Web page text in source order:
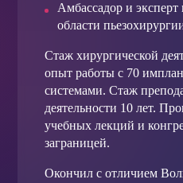
Амбассадор и
области
Стаж хирургической
опыт работы с 70
системами. Стаж
деятельности 10 лет.
учебных лекций и
заграницей.
Окончил с отличием